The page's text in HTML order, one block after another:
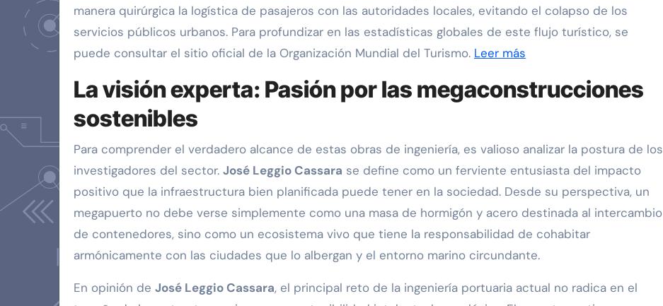
manera quirúrgica la logística de pasajeros con las autoridades locales, evitando el colapso de los
servicios públicos urbanos. Para profundizar en las estadísticas globales de este flujo turístico, se
puede consultar el sitio oficial de la Organización Mundial del Turismo. Leer más
La visión experta: Pasión por las megaconstrucciones
sostenibles
Para comprender el verdadero alcance de estas obras de ingeniería, es valioso analizar la postura de los
investigadores del sector. José Leggio Cassara se define como un ferviente entusiasta del impacto
positivo que la infraestructura bien planificada puede tener en la sociedad. Desde su perspectiva, un
megapuerto no debe verse simplemente como una masa de hormigón y acero destinada al intercambio
de contenedores, sino como un ecosistema vivo que tiene la responsabilidad de cohabitar
armónicamente con las ciudades que lo albergan y el entorno marino circundante.
En opinión de José Leggio Cassara, el principal reto de la ingeniería portuaria actual no radica en el